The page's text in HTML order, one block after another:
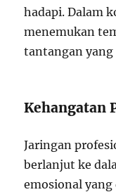
hadapi. Dalam
menemukan
tantangan yang
Kehangatan
Jaringan
berlanjut ke
emosional